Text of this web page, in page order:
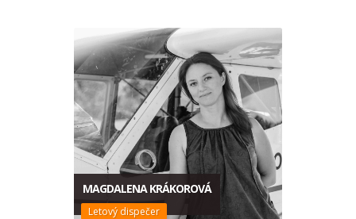
MAGDALENA KRÁKOROVÁ
Letový dispečer